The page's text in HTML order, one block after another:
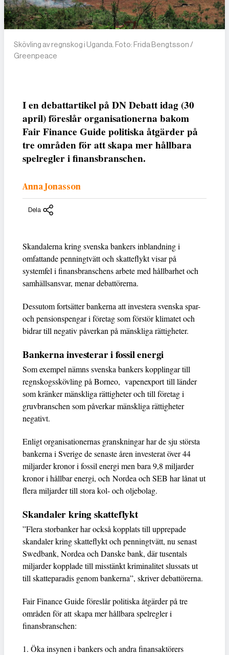
Skövling av regnskog i Uganda. Foto: Frida Bengtsson /
Greenpeace
I en debattartikel på DN Debatt idag (30
april) föreslår organisationerna bakom
Fair Finance Guide politiska åtgärder på
tre områden för att skapa mer hållbara
spelregler i finansbranschen.
Anna Jonasson
Dela
Skandalerna kring svenska bankers inblandning i
omfattande penningtvätt och skatteflykt visar på
systemfel i finansbranschens arbete med hållbarhet och
samhällsansvar, menar debattörerna.
Dessutom fortsätter bankerna att investera svenska spar-
och pensionspengar i företag som förstör klimatet och
bidrar till negativ påverkan på mänskliga rättigheter.
Bankerna investerar i fossil energi
Som exempel nämns svenska bankers kopplingar till
regnskogsskövling på Borneo, vapenexport till länder
som kränker mänskliga rättigheter och till företag i
gruvbranschen som påverkar mänskliga rättigheter
negativt.
Enligt organisationernas granskningar har de sju största
bankerna i Sverige de senaste åren investerat över 44
miljarder kronor i fossil energi men bara 9,8 miljarder
kronor i hållbar energi, och Nordea och SEB har lånat ut
flera miljarder till stora kol- och oljebolag.
Skandaler kring skatteflykt
”Flera storbanker har också kopplats till upprepade
skandaler kring skatteflykt och penningtvätt, nu senast
Swedbank, Nordea och Danske bank, där tusentals
miljarder kopplade till misstänkt kriminalitet slussats ut
till skatteparadis genom bankerna”, skriver debattörerna.
Fair Finance Guide föreslår politiska åtgärder på tre
områden för att skapa mer hållbara spelregler i
finansbranschen:
1. Öka insynen i bankers och andra finansaktörers